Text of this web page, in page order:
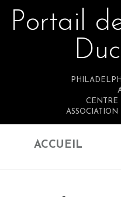
Retourner au contenu
Portail
CENTRE
ACCUEIL